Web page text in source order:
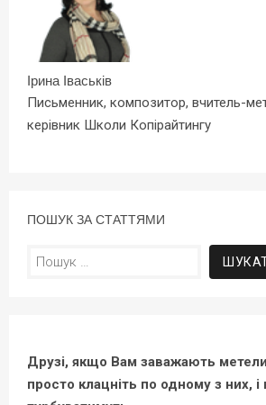
Ірина Іваськів
Письменник, композитор, вчитель-
керівник Школи Копірайтингу
ПОШУК ЗА СТАТТЯМИ
Пошук:
Друзі, якщо Вам заважають
просто клацніть по одному з них, і